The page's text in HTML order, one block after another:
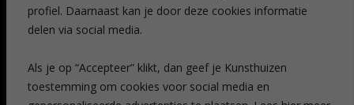
profiel. Daarnaast kan je door deze cookies informatie
delen via social media.
Als je op “Accepteer” klikt, dan geef je Kunsthuizen
toestemming om cookies voor social media en
NIEUWSBRIEF